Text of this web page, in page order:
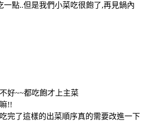
一點..但是我們小菜吃很飽了,再見鍋內
好~~都吃飽才上主菜
!!
完了這樣的出菜順序真的需要改進一下